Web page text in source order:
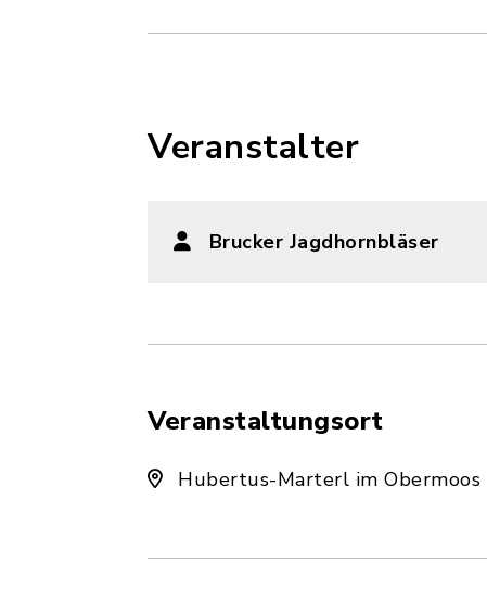
Veranstalter
Brucker Jagdhornbläser
Veranstaltungsort
Hubertus-Marterl im Obermoos